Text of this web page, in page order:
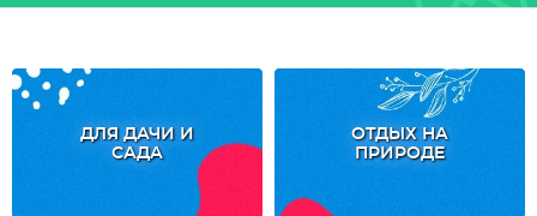
ДЛЯ ДАЧИ И
САДА
ОТДЫХ НА
ПРИРОДЕ